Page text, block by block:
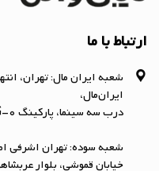
ارتباط با ما
شعبه ایران مال: تهران،
ایران‌مال،
درب سه سینما، پارکینگ G-0، خشکشویی دیجی‌واش
شعبه سوده: تهران اشرفی